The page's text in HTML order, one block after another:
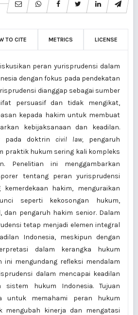
TO CITE METRICS LICENSE
peran yurisprudensi dalam
dengan fokus pada pendekatan
dianggap sebagai sumber
persuasif dan tidak mengikat,
kepada hakim untuk membuat
kebijaksanaan dan keadilan.
pada doktrin civil law, pengaruh
praktik hukum sering kali kompleks
Penelitian ini menggambarkan
tentang peran yurisprudensi
kemerdekaan hakim, menguraikan
seperti kekosongan hukum,
dan pengaruh hakim senior. Dalam
tetap menjadi elemen integral
Indonesia, meskipun dengan
dalam kerangka hukum
ini mengundang refleksi mendalam
dalam mencapai keadilan
sistem hukum Indonesia. Tujuan
untuk memahami peran hukum
mengubah kinerja dan mengatasi